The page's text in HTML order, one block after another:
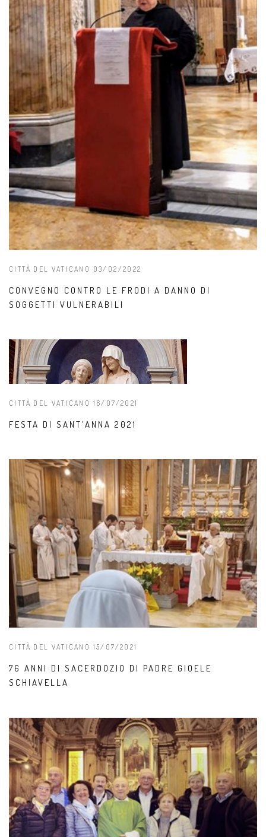
CITTÀ DEL VATICANO 03/02/2022
CONVEGNO CONTRO LE FRODI A DANNO DI
SOGGETTI VULNERABILI
CITTÀ DEL VATICANO 16/07/2021
FESTA DI SANT'ANNA 2021
CITTÀ DEL VATICANO 15/07/2021
76 ANNI DI SACERDOZIO DI PADRE GIOELE
SCHIAVELLA